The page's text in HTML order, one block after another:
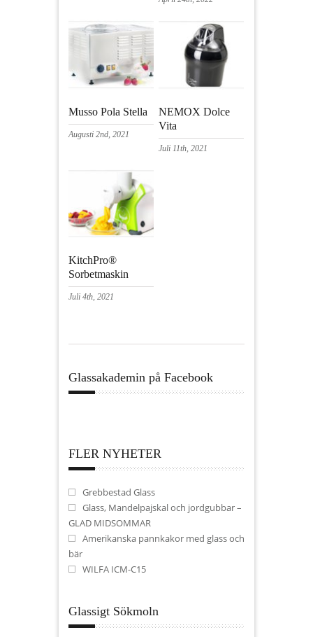
Musso Pola Stella
Augusti 2nd, 2021
NEMOX Dolce
Vita
Juli 11th, 2021
KitchPro®
Sorbetmaskin
Juli 4th, 2021
Glassakademin på Facebook
FLER NYHETER
Grebbestad Glass
Glass, Mandelpajskal och jordgubbar –
GLAD MIDSOMMAR
Amerikanska pannkakor med glass och
bär
WILFA ICM-C15
Glassigt Sökmoln